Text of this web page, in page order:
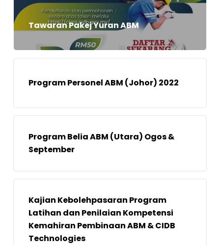
Tawaran Pakej Yuran ABM
Program Personel ABM (Johor) 2022
Program Belia ABM (Utara) Ogos &
September
Kajian Kebolehpasaran Program
Latihan dan Penilaian Kompetensi
Kemahiran Pembinaan ABM & CIDB
Technologies